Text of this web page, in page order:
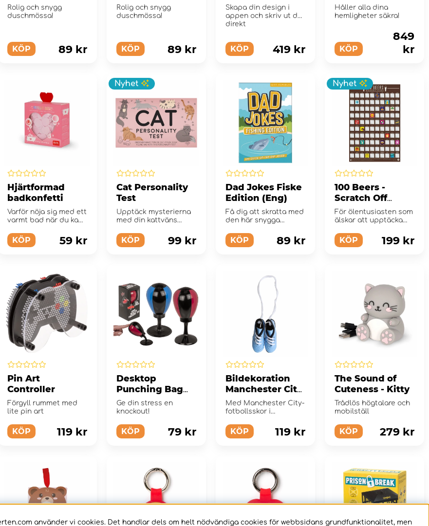
Rolig och snygg
duschmössa!
KÖP 89 kr
Rolig och snygg
duschmössa!
KÖP 89 kr
Skapa din design i
appen och skriv ut det
direkt
KÖP 419 kr
Håller alla dina
hemligheter säkra!
KÖP
849
kr
Hjärtformad
badkonfetti
Varför nöja sig med ett
varmt bad när du kan
va...KÖP 59 kr
Nyhet
Cat Personality
Test
Upptäck mysterierna
med din kattväns
KÖP 99 kr
Dad Jokes Fiske
Edition (Eng)
Få dig att skratta med
den här snygga
fiskeskämt.
KÖP 89 kr
Nyhet
100 Beers -
Scratch Off
Bucket List
För ölentusiasten som
älskar att upptäcka
KÖP 199 kr
Pin Art
Controller
Förgyll rummet med
lite pin art
KÖP 119 kr
Desktop
Punching Bag
Striped
Ge din stress en
knockout!
KÖP 79 kr
Bildekoration
Manchester City
Skor
Med Manchester City-
fotbollsskor i
alltid med stil
KÖP 119 kr
The Sound of
Cuteness - Kitty
Trådlös högtalare och
mobilställ
KÖP 279 kr
använder vi cookies. Det handlar dels om helt nödvändiga cookies för webbsidans grundfunktionalitet, men